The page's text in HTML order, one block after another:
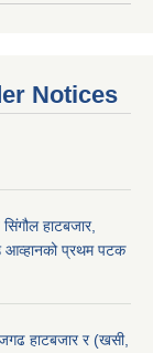
Notices
हाटबजार,
आव्हानको प्रथम पटक
हाटबजार र (खसी,